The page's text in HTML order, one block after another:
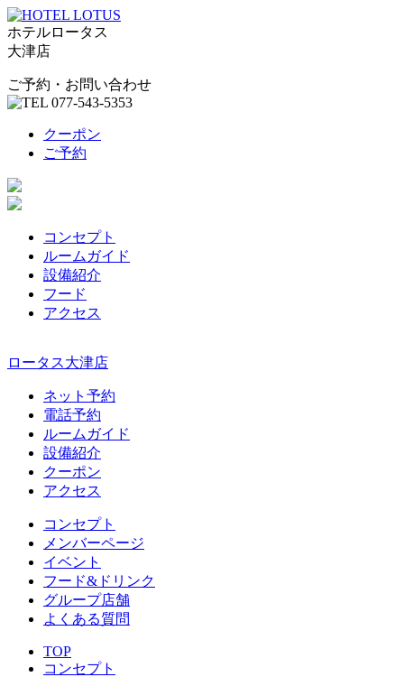
ホテルロータス
大津店
ご予約・お問い合わせ
クーポン
ご予約
コンセプト
ルームガイド
設備紹介
フード
アクセス
ロータス大津店
ネット予約
電話予約
ルームガイド
設備紹介
クーポン
アクセス
コンセプト
メンバーページ
イベント
フード&ドリンク
グループ店舗
よくある質問
TOP
コンセプト